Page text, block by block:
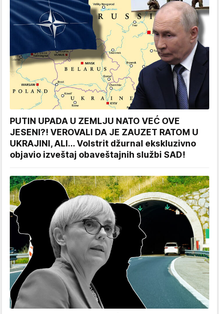
PUTIN UPADA U ZEMLJU NATO VEĆ OVE
JESENI?! VEROVALI DA JE ZAUZET RATOM U
UKRAJINI, ALI... Volstrit džurnal ekskluzivno
objavio izveštaj obaveštajnih službi SAD!